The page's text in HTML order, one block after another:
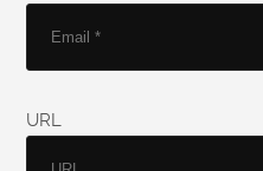
URL